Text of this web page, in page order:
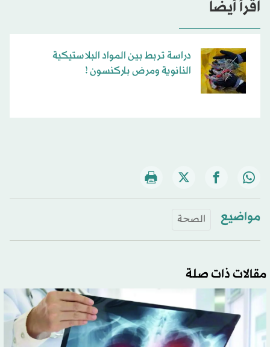
اقرأ أيضاً
دراسة تربط بين المواد البلاستيكية
النانوية ومرض باركنسون !
مواضيع الصحة
مقالات ذات صلة